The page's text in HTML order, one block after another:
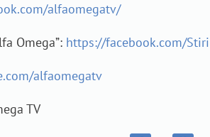
alfaomegatv/
Omega”: https://facebook.com/
alfaomegatv
TV